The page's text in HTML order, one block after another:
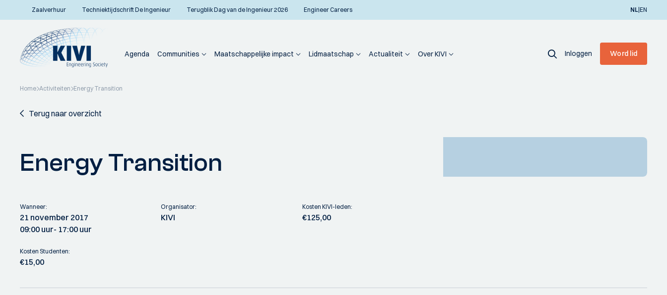
Zaalverhuur Techniektijdschrift De Ingenieur Terugblik Dag van de Ingenieur 2026 Engineer Careers NL|EN
Agenda Communities Maatschappelijke impact Lidmaatschap Actualiteit Over KIVI Inloggen Word lid
Home Activiteiten Energy Transition
Terug naar overzicht
Energy Transition
Wanneer:
21 november 2017
09:00 uur- 17:00 uur
Organisator:
KIVI
Kosten KIVI-leden:
€125,00
Kosten Studenten:
€15,00